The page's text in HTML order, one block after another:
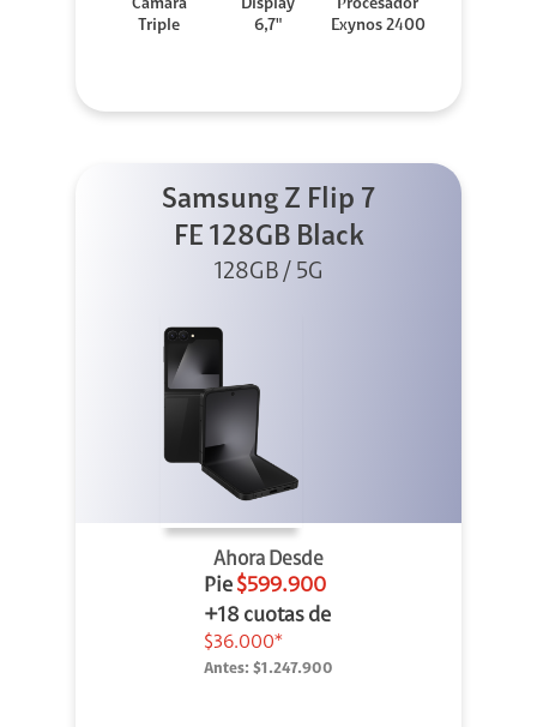
Cámara
Triple
Display
6,7"
Procesador
Exynos 2400
Samsung Z Flip 7
FE 128GB Black
128GB / 5G
Ahora Desde
Pie $599.900
+18 cuotas de
$36.000*
Antes: $1.247.900